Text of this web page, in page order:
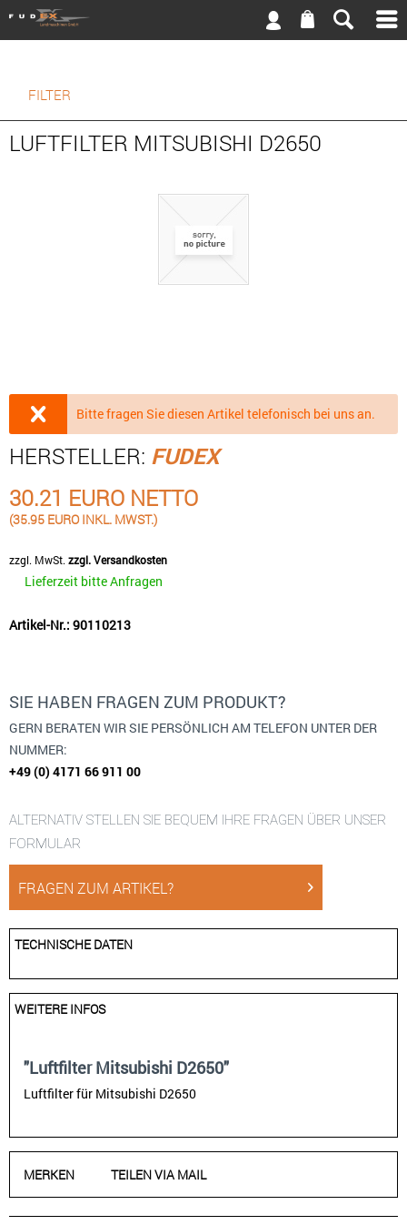
FILTER
LUFTFILTER MITSUBISHI D2650
Bitte fragen Sie diesen Artikel telefonisch bei uns an.
HERSTELLER: FUDEX
30.21 EURO NETTO
(35.95 EURO INKL. MWST.)
zzgl. MwSt. zzgl. Versandkosten
Lieferzeit bitte Anfragen
Artikel-Nr.: 90110213
SIE HABEN FRAGEN ZUM PRODUKT?
GERN BERATEN WIR SIE PERSÖNLICH AM TELEFON UNTER DER
NUMMER:
+49 (0) 4171 66 911 00
ALTERNATIV STELLEN SIE BEQUEM IHRE FRAGEN ÜBER UNSER
FORMULAR
FRAGEN ZUM ARTIKEL?
TECHNISCHE DATEN
WEITERE INFOS
"Luftfilter Mitsubishi D2650"
Luftfilter für Mitsubishi D2650
MERKEN TEILEN VIA MAIL